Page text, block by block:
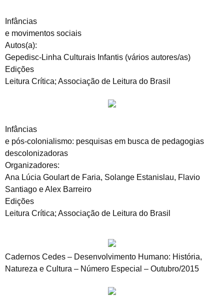
Infâncias
e movimentos sociais
Autos(a):
Gepedisc-Linha Culturais Infantis (vários autores/as)
Edições
Leitura Crítica; Associação de Leitura do Brasil
Infâncias
e pós-colonialismo: pesquisas em busca de pedagogias
descolonizadoras
Organizadores:
Ana Lúcia Goulart de Faria, Solange Estanislau, Flavio
Santiago e Alex Barreiro
Edições
Leitura Crítica; Associação de Leitura do Brasil
Cadernos Cedes – Desenvolvimento Humano: História,
Natureza e Cultura – Número Especial – Outubro/2015